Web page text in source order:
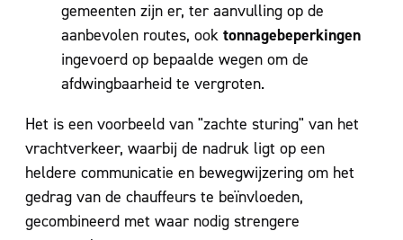
gemeenten zijn er, ter aanvulling op de
aanbevolen routes, ook tonnagebeperkingen
ingevoerd op bepaalde wegen om de
afdwingbaarheid te vergroten.
Het is een voorbeeld van "zachte sturing" van het
vrachtverkeer, waarbij de nadruk ligt op een
heldere communicatie en bewegwijzering om het
gedrag van de chauffeurs te beïnvloeden,
gecombineerd met waar nodig strengere